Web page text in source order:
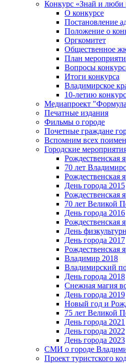
Конкурс «Знай и
О конкурсе
Постановление
Положение о
Оргкомитет
Общественное
План
Вопросы
Итоги конкурса
Владимирское
10-летию
Медиапроект
Печатные издания
Фильмы о городе
Почетные граждане
Вспомним всех
Городские
Рождественская
70 лет
Рождественская
День города 2015
Рождественская
70 лет Великой
День города 2016
Рождественская
День
День города 2017
Рождественская
Владимир 2018
Владимирский
День города 2018
Снежная магия
День города 2019
Новый год и
75 лет Великой
День города 2021
День города 2022
День города 2023
СМИ о городе
Проект туристского